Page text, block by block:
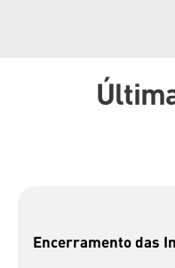
Encerramento das